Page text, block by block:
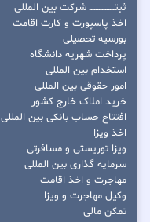
ثبتــــــــــــــــ شرکت بین المللی
اخذ پاسپورت و کارت اقامت
بورسیه تحصیلی
پرداخت شهریه دانشگاه
استخدام بین المللی
امور حقوقی بین المللی
خرید املاک خارج کشور
افتتاح حساب بانکی بین المللی
اخذ ویزا
ویزا توریستی و مسافرتی
سرمایه گذاری بین المللی
مهاجرت و اخذ اقامت
وکیل مهاجرت و ویزا
تمکن مالی